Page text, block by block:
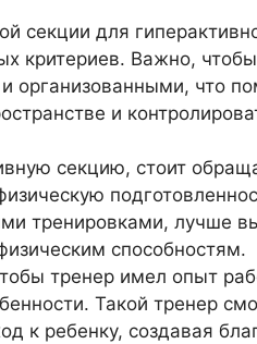
секции для
критериев. Важно,
организованными, что
и
секцию, стоит
тренировками, лучше
способностям.
тренер имел опыт
Такой тренер
к ребенку, создавая